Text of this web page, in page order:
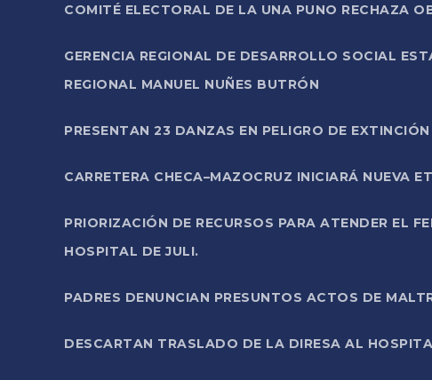
COMITÉ ELECTORAL DE LA UNA PUNO RECHAZA
GERENCIA REGIONAL DE DESARROLLO SOCIAL
REGIONAL MANUEL NUÑES BUTRÓN
PRESENTAN 23 DANZAS EN PELIGRO DE
CARRETERA CHECA–MAZOCRUZ INICIARÁ NUEVA
PRIORIZACIÓN DE RECURSOS PARA ATENDER EL
HOSPITAL DE JULI.
PADRES DENUNCIAN PRESUNTOS ACTOS DE
DESCARTAN TRASLADO DE LA DIRESA AL